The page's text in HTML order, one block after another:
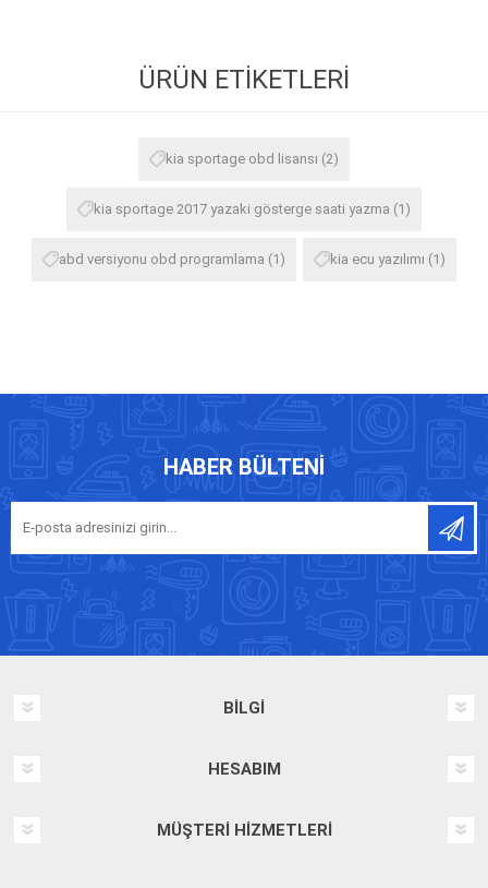
ÜRÜN ETIKETLERI
kia sportage obd lisansı (2)
kia sportage 2017 yazaki gösterge saati yazma (1)
abd versiyonu obd programlama (1) kia ecu yazılımı (1)
HABER BÜLTENI
BILGI
HESABIM
MÜŞTERI HIZMETLERI